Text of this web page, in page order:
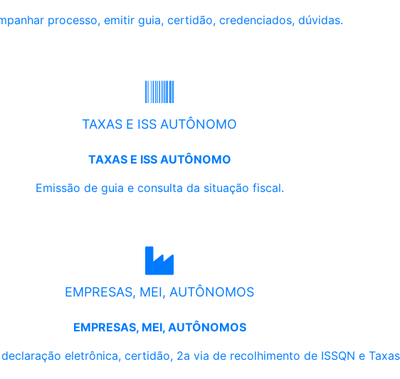
processo, emitir guia, certidão, credenciados, dúvidas.
TAXAS E ISS AUTÔNOMO
TAXAS E ISS AUTÔNOMO
Emissão de guia e consulta da situação fiscal.
EMPRESAS, MEI, AUTÔNOMOS
EMPRESAS, MEI, AUTÔNOMOS
eletrônica, certidão, 2a via de recolhimento de ISSQN e